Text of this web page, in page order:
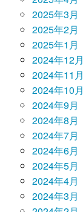
2025年3月
2025年2月
2025年1月
2024年12月
2024年11月
2024年10月
2024年9月
2024年8月
2024年7月
2024年6月
2024年5月
2024年4月
2024年3月